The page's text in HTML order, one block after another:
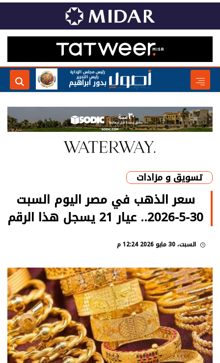
رئيس مجلس الإدارة
رئيس التحرير
بدور ابراهيم
تسويق و مزادات
سعر الذهب في مصر اليوم السبت
30-5-2026.. عيار 21 يسجل هذا الرقم
السبت، 30 مايو 2026 12:24 م